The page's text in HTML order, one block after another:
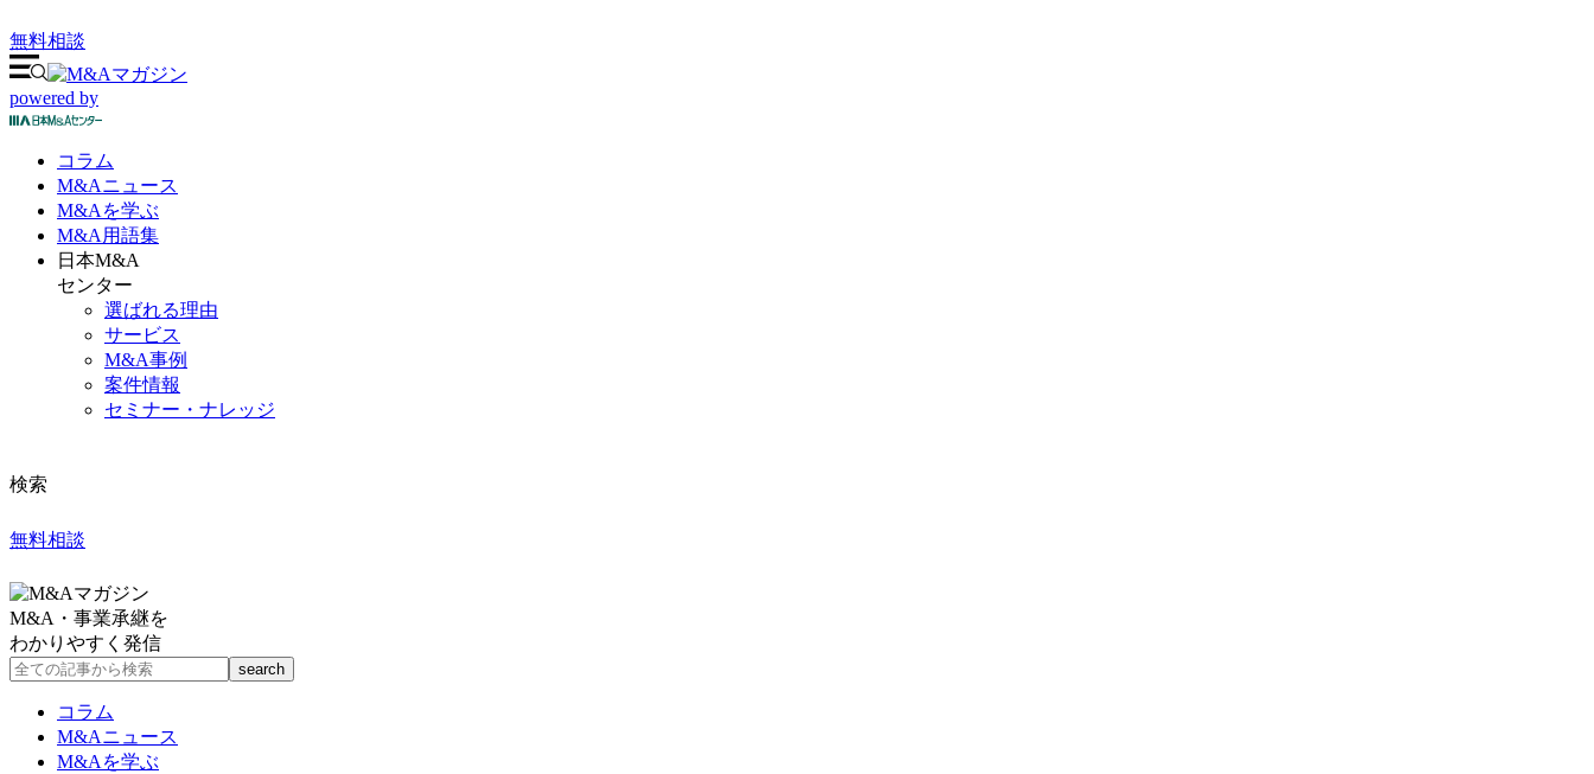
無料相談
powered by
コラム
M&Aニュース
M&Aを学ぶ
M&A 用語集
日本M&A
センター
選ばれる理由
サービス
M&A事例
案件情報
セミナー・ナレッジ
検索
無料相談
M&A・事業承継を
わかりやすく発信
コラム
M&Aニュース
M&Aを学ぶ